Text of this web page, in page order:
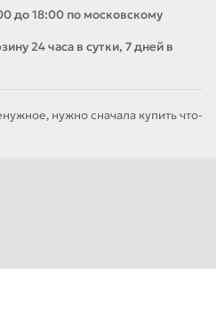
до 18:00 по московскому
24 часа в сутки, 7 дней в
нужно сначала купить что-